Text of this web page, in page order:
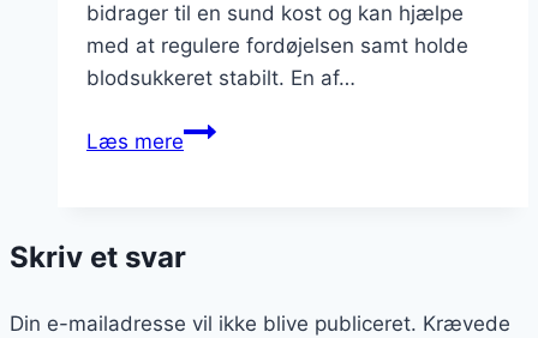
bidrager til en sund kost og kan hjælpe
med at regulere fordøjelsen samt holde
blodsukkeret stabilt. En af…
Læs mereChiagrød
kaktusfigner
variation
Skriv et svar
Din e-mailadresse vil ikke blive publiceret. Krævede